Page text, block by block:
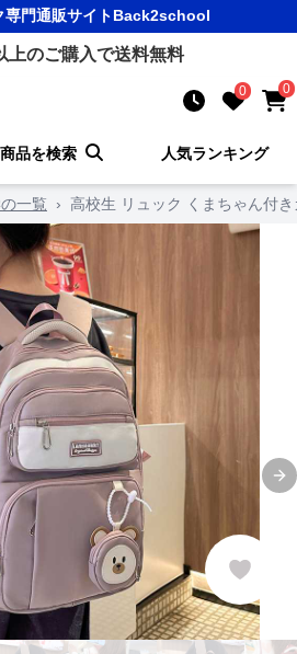
専門通販サイトBack2school
上のご購入で送料無料
0 0
商品を検索 人気ランキング
一覧 › 高校生 リュック くまちゃん付